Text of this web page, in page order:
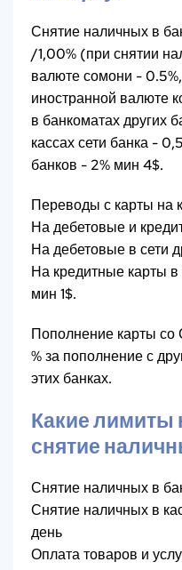
Снятие наличных в
/1,00% (при снятии
валюте сомони -
иностранной валюте
в банкоматах других
кассах сети банка -
банков - 2% мин 4$.
Переводы с карты на
На дебетовые и
На дебетовые в сети
На кредитные карты в
мин 1$.
Пополнение карты
% за пополнение с
этих банках.
Какие лимиты
снятие
Снятие наличных в
Снятие наличных в
день
Оплата товаров и